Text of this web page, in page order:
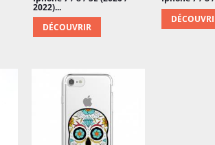
2022)...
DÉCOUVRIR